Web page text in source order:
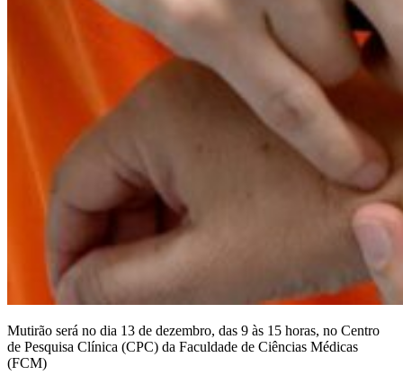
Mutirão será no dia 13 de dezembro, das 9 às 15 horas, no Centro
de Pesquisa Clínica (CPC) da Faculdade de Ciências Médicas
(FCM)